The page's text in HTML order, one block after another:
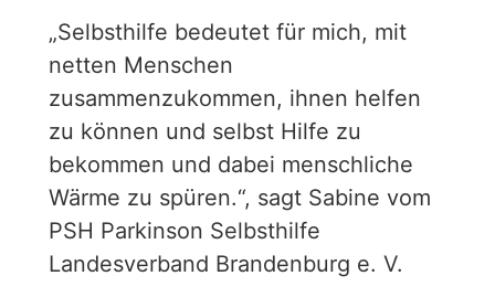
„Selbsthilfe bedeutet für mich, mit
netten Menschen
zusammenzukommen, ihnen helfen
zu können und selbst Hilfe zu
bekommen und dabei menschliche
Wärme zu spüren.“, sagt Sabine vom
PSH Parkinson Selbsthilfe
Landesverband Brandenburg e. V.